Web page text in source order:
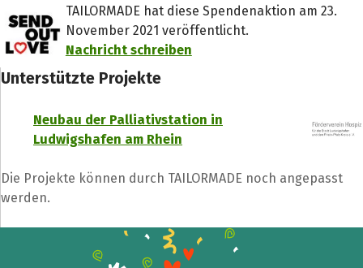
TAILORMADE hat diese Spendenaktion am 23.
November 2021 veröffentlicht.
Nachricht schreiben
Unterstützte Projekte
Neubau der Palliativstation in
Ludwigshafen am Rhein
Die Projekte können durch TAILORMADE noch angepasst
werden.